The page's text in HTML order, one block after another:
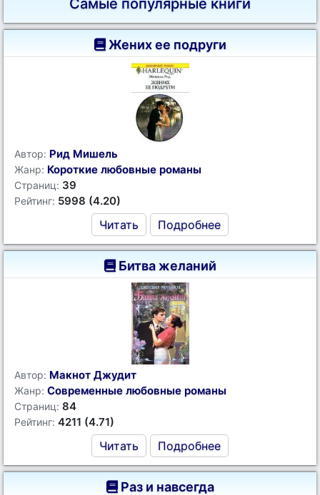
Самые популярные книги
Жених ее подруги
Автор: Рид Мишель
Жанр: Короткие любовные романы
Страниц: 39
Рейтинг: 5998 (4.20)
Читать Подробнее
Битва желаний
Автор: Макнот Джудит
Жанр: Современные любовные романы
Страниц: 84
Рейтинг: 4211 (4.71)
Читать Подробнее
Раз и навсегда